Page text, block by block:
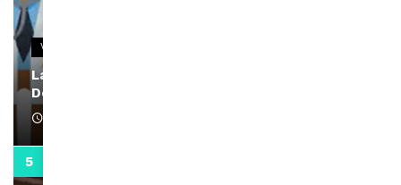
VIDEOS
La rubrique santé speciale coronavirus du
Docteur Makanda